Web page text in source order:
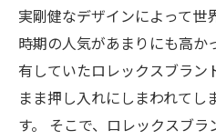
実剛健なデザインによって世
時期の人気があまりにも高
有していたロレックスブラン
まま押し入れにしまわれてし
す。 そこで、ロレックスブラ